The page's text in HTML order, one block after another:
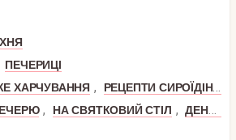
ПЕЧЕРИЦІ
ХАРЧУВАННЯ ,
РЕЦЕПТИ СИРОЇДІННЯ
, НА СВЯТКОВИЙ СТІЛ , ДЕНЬ НАРОДЖЕННЯ